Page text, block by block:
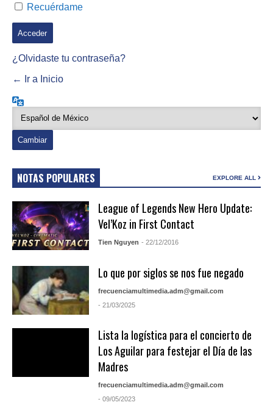
Recuérdame
¿Olvidaste tu contraseña?
← Ir a Inicio
NOTAS POPULARES EXPLORE ALL
League of Legends New Hero Update:
Vel’Koz in First Contact
Tien Nguyen - 22/12/2016
Lo que por siglos se nos fue negado
frecuenciamultimedia.adm@gmail.com
- 21/03/2025
Lista la logística para el concierto de
Los Aguilar para festejar el Día de las
Madres
frecuenciamultimedia.adm@gmail.com
- 09/05/2023